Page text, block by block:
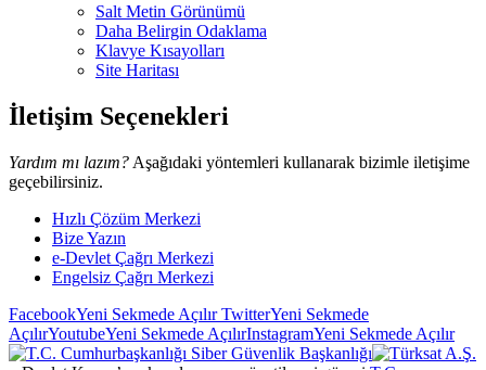
Salt Metin Görünümü
Daha Belirgin Odaklama
Klavye Kısayolları
Site Haritası
İletişim Seçenekleri
Yardım mı lazım? Aşağıdaki yöntemleri kullanarak bizimle iletişime
geçebilirsiniz.
Hızlı Çözüm Merkezi
Bize Yazın
e-Devlet Çağrı Merkezi
Engelsiz Çağrı Merkezi
FacebookYeni Sekmede AçılırTwitterYeni Sekmede
AçılırYoutubeYeni Sekmede AçılırInstagramYeni Sekmede Açılır